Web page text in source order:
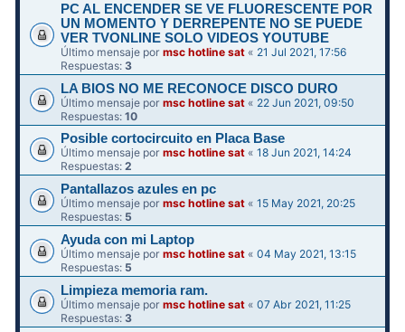
PC AL ENCENDER SE VE FLUORESCENTE POR
UN MOMENTO Y DERREPENTE NO SE PUEDE
VER TVONLINE SOLO VIDEOS YOUTUBE
Último mensaje pormsc hotline sat « 21 Jul 2021, 17:56
Respuestas:3
LA BIOS NO ME RECONOCE DISCO DURO
Último mensaje pormsc hotline sat « 22 Jun 2021, 09:50
Respuestas:10
Posible cortocircuito en Placa Base
Último mensaje pormsc hotline sat «18 Jun 2021, 14:24
Respuestas:2
Pantallazos azules en pc
Último mensaje pormsc hotline sat «15 May 2021, 20:25
Respuestas: 5
Ayuda con mi Laptop
Último mensaje pormsc hotline sat «04 May 2021, 13:15
Respuestas: 5
Limpieza memoria ram.
Último mensaje pormsc hotline sat «07 Abr 2021, 11:25
Respuestas: 3